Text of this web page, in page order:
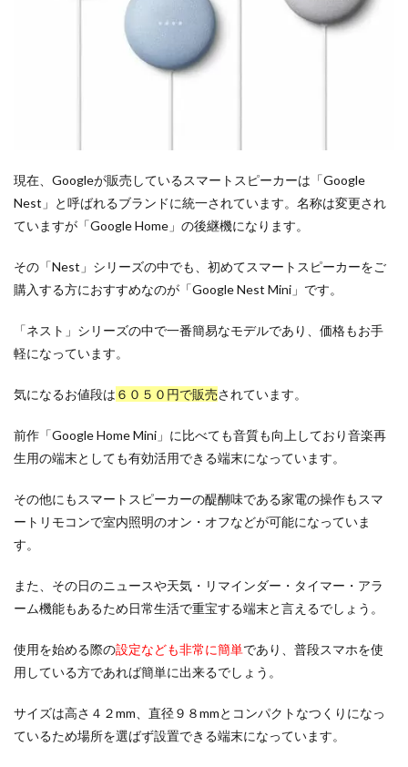
現在、Googleが販売しているスマートスピーカーは「Google
Nest」と呼ばれるブランドに統一されています。名称は変更され
ていますが「Google Home」の後継機になります。
その「Nest」シリーズの中でも、初めてスマートスピーカーをご
購入する方におすすめなのが「Google Nest Mini」です。
「ネスト」シリーズの中で一番簡易なモデルであり、価格もお手
軽になっています。
気になるお値段は ６０５０円で販売されています。
前作「Google Home Mini」に比べても音質も向上しており音楽再
生用の端末としても有効活用できる端末になっています。
その他にもスマートスピーカーの醍醐味である家電の操作もスマ
ートリモコンで室内照明のオン・オフなどが可能になっていま
す。
また、その日のニュースや天気・リマインダー・タイマー・アラ
ーム機能もあるため日常生活で重宝する端末と言えるでしょう。
使用を始める際の設定なども非常に簡単であり、普段スマホを使
用している方であれば簡単に出来るでしょう。
サイズは高さ４２mm、直径９８mmとコンパクトなつくりになっ
ているため場所を選ばず設置できる端末になっています。